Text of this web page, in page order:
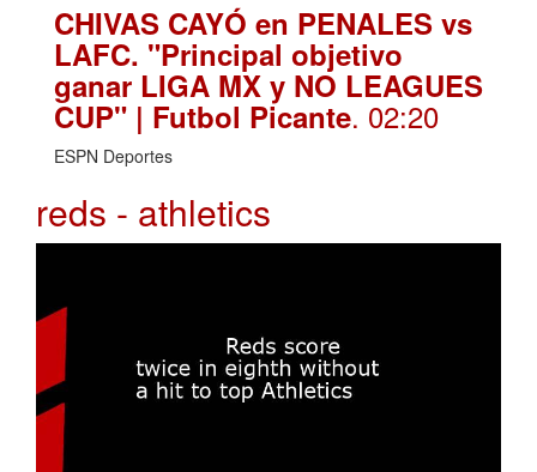
CHIVAS CAYÓ en PENALES vs
LAFC. "Principal objetivo
ganar LIGA MX y NO LEAGUES
CUP" | Futbol Picante. 02:20
ESPN Deportes
reds - athletics